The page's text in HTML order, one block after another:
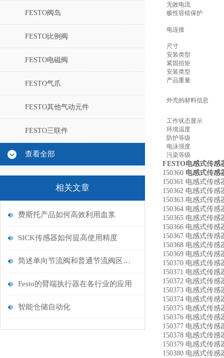
FESTO阀岛
FESTO比例阀
FESTO电磁阀
FESTO气爪
FESTO其他气动元件
FESTO三联件
查看全部
相关文章
费斯托产品如何高效利用血浆
SICK传感器如何提高使用精度
简述单向节流阀和普通节流阀区别有哪些？
Festo的臂端执行器在各行业的应用
智能仓储自动化
无效电流
极性容错保护
电连接
尺寸
安装类型
紧固扭矩
安装类型
产品重量
外壳的材料信息
工作状态显示
环境温度
防护等级
电泳强度
污染等级
FESTO电感式传感
150360 电感式传感
150361 电感式传
150362 电感式传
150363 电感式传
150364 电感式传
150365 电感式传
150366 电感式传
150367 电感式传
150368 电感式传
150369 电感式传
150370 电感式传
150371 电感式传
150372 电感式传
150373 电感式传
150374 电感式传
150375 电感式传
150376 电感式传
150377 电感式传
150378 电感式传
150379 电感式传
150380 电感式传